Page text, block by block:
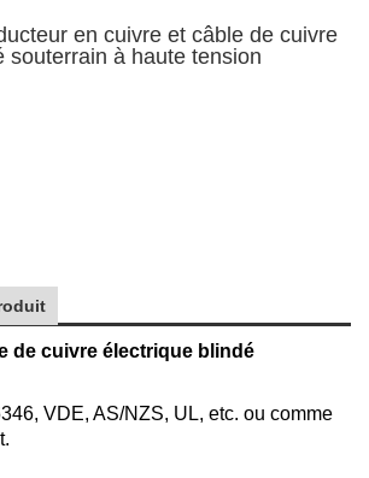
en cuivre et câble de cuivre
souterrain à haute tension
de cuivre électrique blindé
VDE, AS/NZS, UL, etc. ou comme